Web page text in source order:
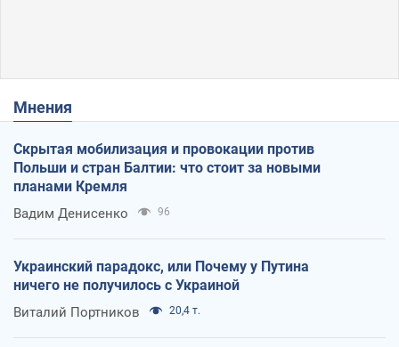
Мнения
Скрытая мобилизация и провокации против
Польши и стран Балтии: что стоит за новыми
планами Кремля
Вадим Денисенко 96
Украинский парадокс, или Почему у Путина
ничего не получилось с Украиной
Виталий Портников 20,4 т.